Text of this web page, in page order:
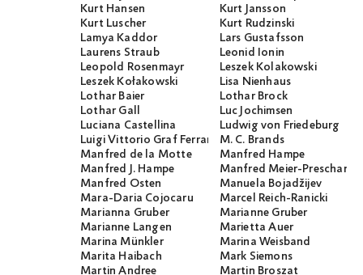
Kurt Hansen
Kurt Jansson
Kurt Luscher
Kurt Rudzinski
Lamya Kaddor
Lars Gustafsson
Laurens Straub
Leonid Ionin
Leopold Rosenmayr
Leszek Kolakowski
Leszek Kołakowski
Lisa Nienhaus
Lothar Baier
Lothar Brock
Lothar Gall
Luc Jochimsen
Luciana Castellina
Ludwig von Friedeburg
Luigi Vittorio Graf Ferraris
M. C. Brands
Manfred de la Motte
Manfred Hampe
Manfred J. Hampe
Manfred Meier-Preschany
Manfred Osten
Manuela Bojadžijev
Mara-Daria Cojocaru
Marcel Reich-Ranicki
Marianna Gruber
Marianne Gruber
Marianne Langen
Marietta Auer
Marina Münkler
Marina Weisband
Marita Haibach
Mark Siemons
Martin Andree
Martin Broszat